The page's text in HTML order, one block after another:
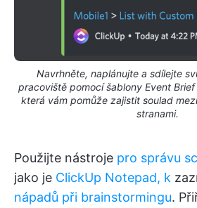
Navrhněte, naplánujte a sdílejte
pracoviště pomocí šablony Event
která vám pomůže zajistit soulad
stranami.
Použijte nástroje pro správu
jako je ClickUp Notepad, k
nápadů při brainstormingu.